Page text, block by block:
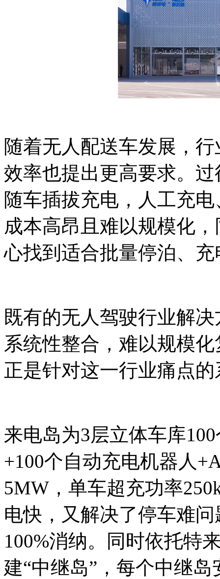
随着无人配送车发展，
效率也提出更高要求。
随车插拔充电，人工充
成本高昂且难以规模化
心找到适合批量停泊、
既有的无人驾驶行业解
系统性整合，难以规模
正是针对这一行业痛点
来电岛为3层立体车库
+100个自动充电机器人
5MW，单车超充功率
电快，又解决了停车难
100%消纳。同时依托特
建“中继岛”，每个中继